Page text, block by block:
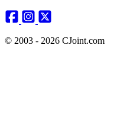
© 2003 - 2026 CJoint.com